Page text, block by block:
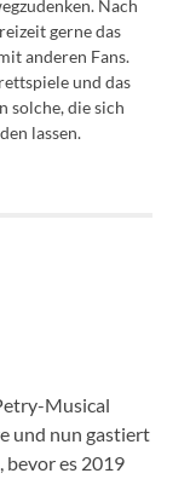
Nach
gerne das
anderen Fans.
und das
solche, die sich
lassen.
Musical
und nun gastiert
bevor es 2019